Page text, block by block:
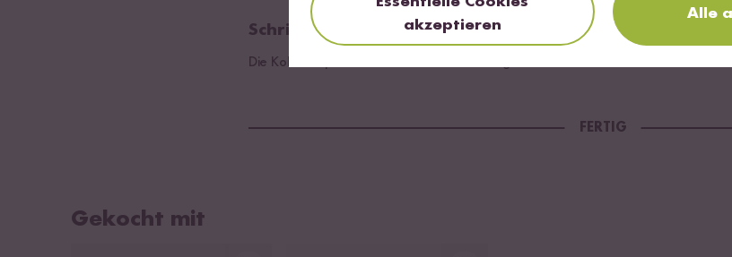
Schritt 02
Die Kokosraspeln und den Zucker untermengen und den Milchreis mit frischem
FERTIG
Gekocht mit
akzeptieren
Alle